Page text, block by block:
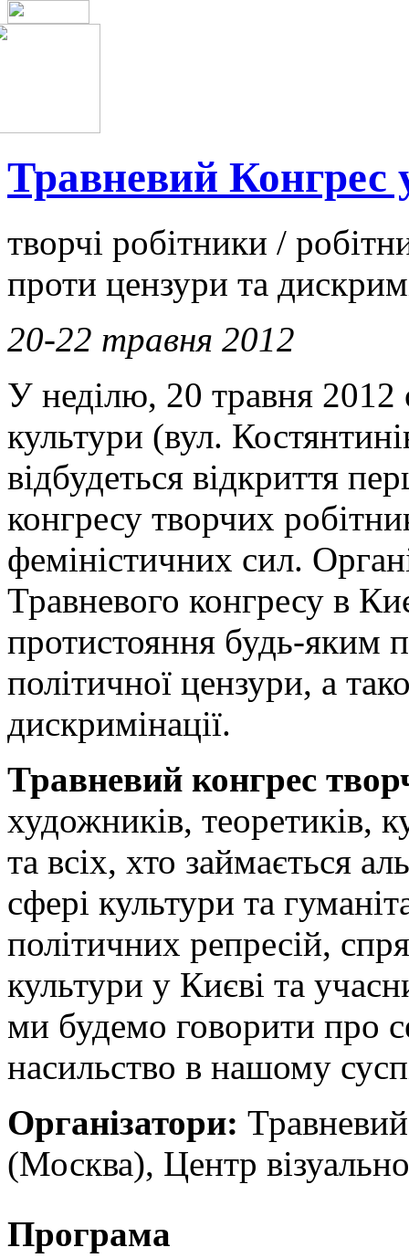
Травневий Конгрес
творчі робітники /
проти цензури та
20-22 травня 2012
У неділю, 20 травня 2012
культури (вул.
відбудеться відкриття
конгресу творчих
феміністичних сил.
Травневого конгресу в
протистояння будь-яким
політичної цензури, а
дискримінації.
Травневий конгрес
художників, теоретиків,
та всіх, хто займається
сфері культури та
політичних репресій,
культури у Києві та
ми будемо говорити про
насильство в нашому
Організатори:
(Москва), Центр
Програма